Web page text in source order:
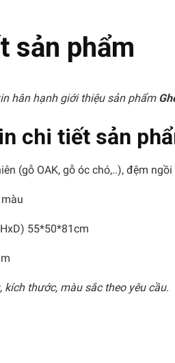
sản phẩm
hân hạnh giới thiệu sản phẩm
chi tiết sản
(gỗ OAK, gỗ óc chó,..), đệm
55*50*81cm
kích thước, màu sắc theo yêu cầu.